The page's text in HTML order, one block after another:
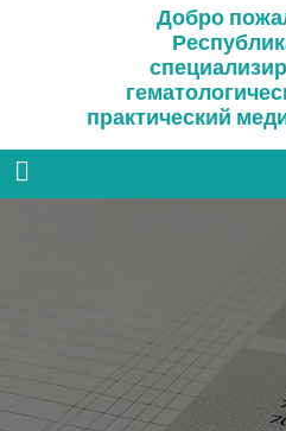
Добро
практический